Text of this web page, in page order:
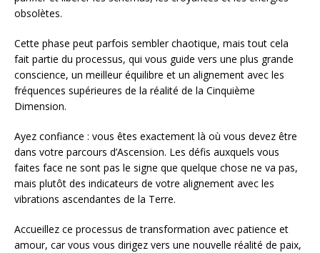
obsolètes.
Cette phase peut parfois sembler chaotique, mais tout cela
fait partie du processus, qui vous guide vers une plus grande
conscience, un meilleur équilibre et un alignement avec les
fréquences supérieures de la réalité de la Cinquième
Dimension.
Ayez confiance : vous êtes exactement là où vous devez être
dans votre parcours d’Ascension. Les défis auxquels vous
faites face ne sont pas le signe que quelque chose ne va pas,
mais plutôt des indicateurs de votre alignement avec les
vibrations ascendantes de la Terre.
Accueillez ce processus de transformation avec patience et
amour, car vous vous dirigez vers une nouvelle réalité de paix,